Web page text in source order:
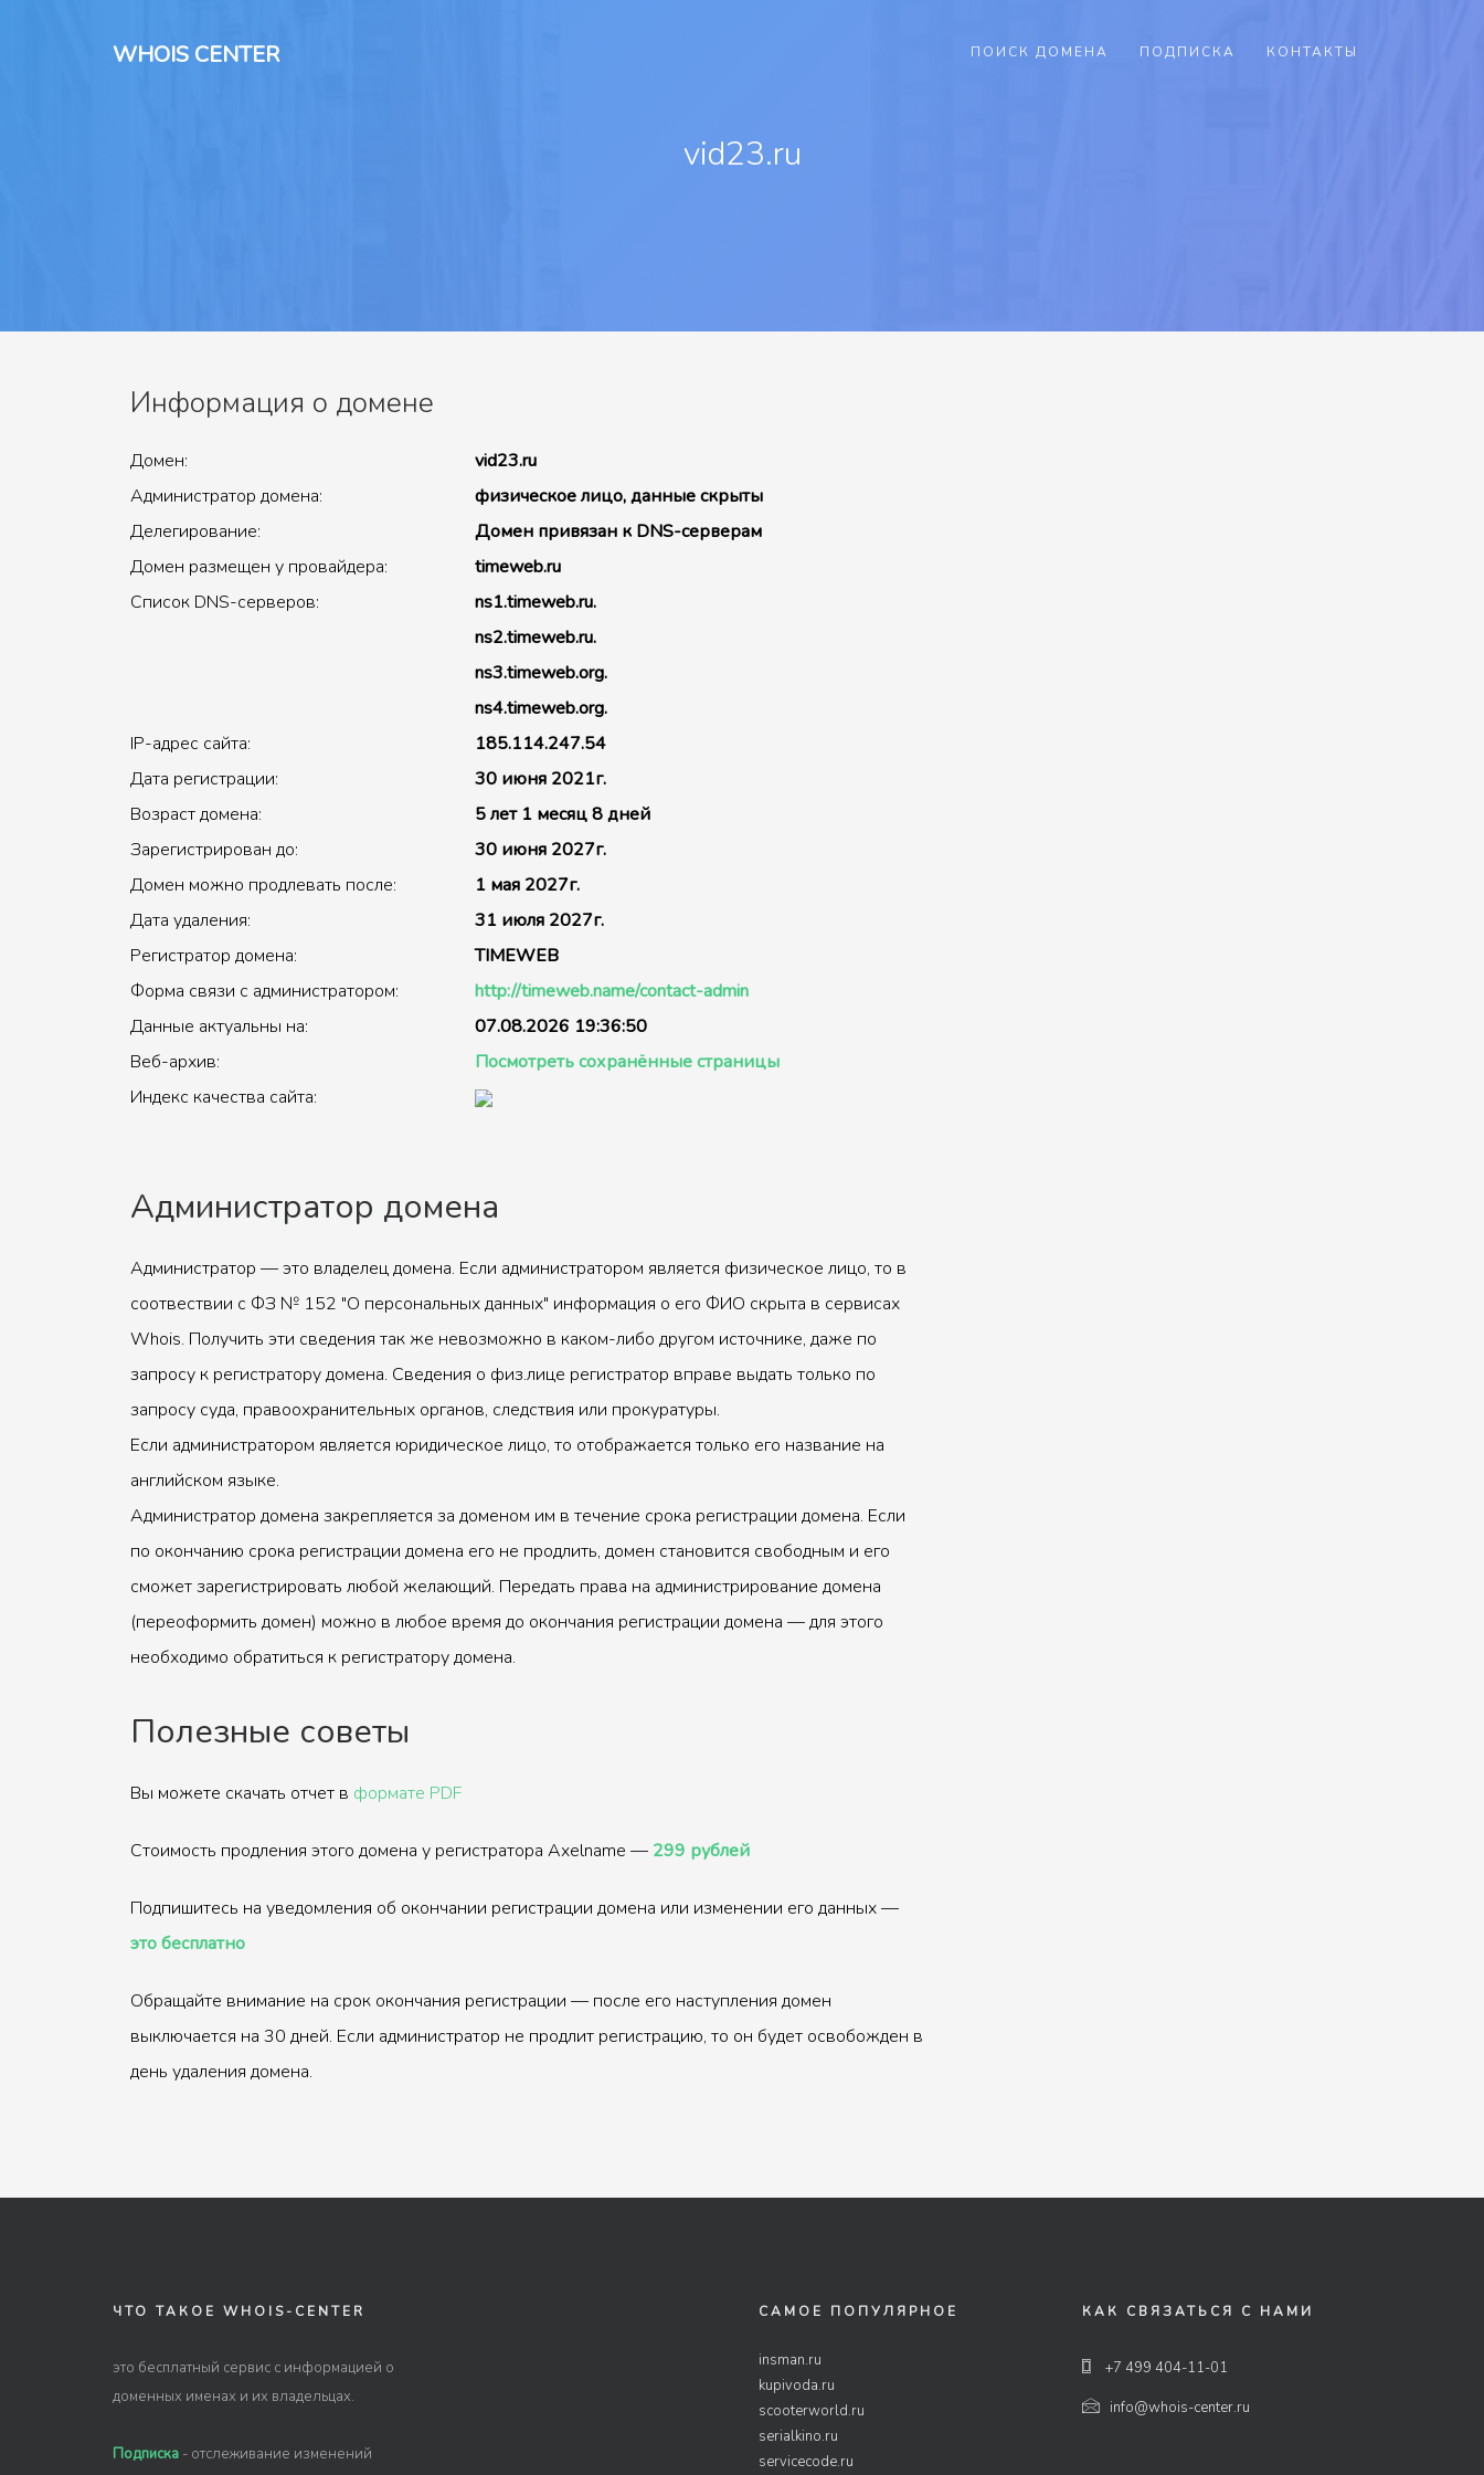
WHOIS CENTER ПОИСК ДОМЕНА ПОДПИСКА КОНТАКТЫ
vid23.ru
Информация о домене
Домен:
vid23.ru
Администратор домена:
физическое лицо, данные скрыты
Делегирование:
Домен привязан к DNS-серверам
Домен размещен у провайдера:
timeweb.ru
Список DNS-серверов:
ns1.timeweb.ru.
ns2.timeweb.ru.
ns3.timeweb.org.
ns4.timeweb.org.
IP-адрес сайта:
185.114.247.54
Дата регистрации:
30 июня 2021г.
Возраст домена:
5 лет 1 месяц 8 дней
Зарегистрирован до:
30 июня 2027г.
Домен можно продлевать после:
1 мая 2027г.
Дата удаления:
31 июля 2027г.
Регистратор домена:
TIMEWEB
Форма связи с администратором:
http://timeweb.name/contact-admin
Данные актуальны на:
07.08.2026 19:36:50
Веб-архив:
Посмотреть сохранённые страницы
Индекс качества сайта:
Администратор домена
Администратор — это владелец домена. Если администратором является физическое лицо, то в
соотвествии с ФЗ № 152 "О персональных данных" информация о его ФИО скрыта в сервисах
Whois. Получить эти сведения так же невозможно в каком-либо другом источнике, даже по
запросу к регистратору домена. Сведения о физ.лице регистратор вправе выдать только по
запросу суда, правоохранительных органов, следствия или прокуратуры.
Если администратором является юридическое лицо, то отображается только его название на
английском языке.
Администратор домена закрепляется за доменом им в течение срока регистрации домена. Если
по окончанию срока регистрации домена его не продлить, домен становится свободным и его
сможет зарегистрировать любой желающий. Передать права на администрирование домена
(переоформить домен) можно в любое время до окончания регистрации домена — для этого
необходимо обратиться к регистратору домена.
Полезные советы
Вы можете скачать отчет в формате PDF
Стоимость продления этого домена у регистратора Axelname — 299 рублей
Подпишитесь на уведомления об окончании регистрации домена или изменении его данных —
это бесплатно
Обращайте внимание на срок окончания регистрации — после его наступления домен
выключается на 30 дней. Если администратор не продлит регистрацию, то он будет освобожден в
день удаления домена.
ЧТО ТАКОЕ WHOIS-CENTER
это бесплатный сервис с информацией о
доменных именах и их владельцах.
Подписка - отслеживание изменений
САМОЕ ПОПУЛЯРНОЕ
insman.ru
kupivoda.ru
scooterworld.ru
serialkino.ru
servicecode.ru
КАК СВЯЗАТЬСЯ С НАМИ
+7 499 404-11-01
info@whois-center.ru